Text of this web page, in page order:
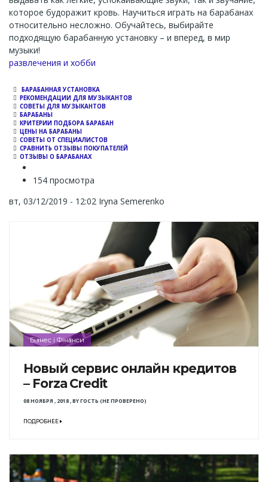
которое будоражит кровь. Научиться играть на барабанах
относительно несложно. Обучайтесь, выбирайте
подходящую барабанную установку – и вперед, в мир
музыки!
Channel
развлечения и хобби
БАРАБАННАЯ УСТАНОВКА
РЕКОМЕНДАЦИИ ДЛЯ МУЗЫКАНТОВ
СОВЕТЫ ДЛЯ МУЗЫКАНТОВ
БАРАБАНЫ
КРИТЕРИИ ПОДБОРА БАРАБАН
ЦЕНЫ НА БАРАБАНЫ
СОВЕТЫ ОТ СПЕЦИАЛИСТОВ
СРАВНИТЬ ОТЗЫВЫ ПОКУПАТЕЛЕЙ
ОТЗЫВЫ О БАРАБАНАХ
154 просмотра
вт, 03/12/2019 - 12:02 Iryna Semerenko
Бізнес і Фінанси
Новый сервис онлайн кредитов
– Forza Credit
08 НОЯБРЯ , 2018,BYГОСТЬ (НЕ ПРОВЕРЕНО)
ПОДРОБНЕЕ